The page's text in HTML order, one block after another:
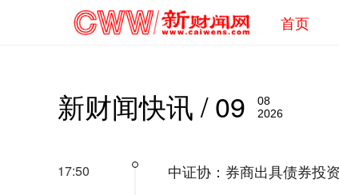
首页
新财闻快讯 / 09
08
2026
17:50 中证协：券商出具债券投